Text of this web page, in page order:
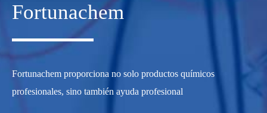
Fortunachem
Fortunachem proporciona no solo productos químicos
profesionales, sino también ayuda profesional